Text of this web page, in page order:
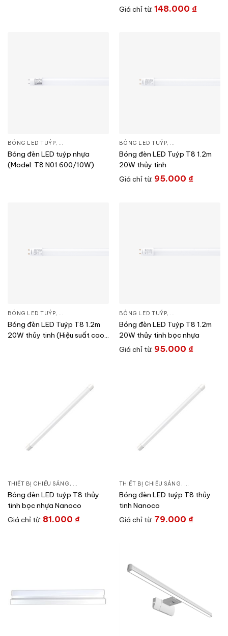
Giá chỉ từ: 148.000 ₫
BÓNG LED TUÝP, ĐÈN CHIẾU SÁNG THIẾT BỊ CHIẾU SÁNG
Bóng đèn LED tuýp nhựa
(Model: T8 N01 600/10W)
BÓNG LED TUÝP, ĐÈN CHIẾU SÁNG
Bóng đèn LED Tuýp T8 1.2m
20W thủy tinh
Giá chỉ từ: 95.000 ₫
BÓNG LED TUÝP, ĐÈN CHIẾU SÁNG THIẾT BỊ CHIẾU SÁNG
Bóng đèn LED Tuýp T8 1.2m
20W thủy tinh (Hiệu suất cao)
BÓNG LED TUÝP, ĐÈN CHIẾU SÁNG
Bóng đèn LED Tuýp T8 1.2m
20W thủy tinh bọc nhựa
Giá chỉ từ: 95.000 ₫
THIẾT BỊ CHIẾU SÁNG , BÓNG LED TUÝP,ĐÈN CHIẾU SÁNG
Bóng đèn LED tuýp T8 thủy
tinh bọc nhựa Nanoco
Giá chỉ từ: 81.000 ₫
THIẾT BỊ CHIẾU SÁNG , BÓNG LED
Bóng đèn LED tuýp T8 thủy
tinh Nanoco
Giá chỉ từ: 79.000 ₫